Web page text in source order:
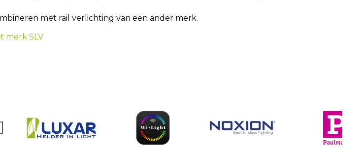
met rail verlichting van een ander merk.
merk SLV